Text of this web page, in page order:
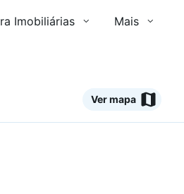
Imobiliárias Mais
Ver mapa